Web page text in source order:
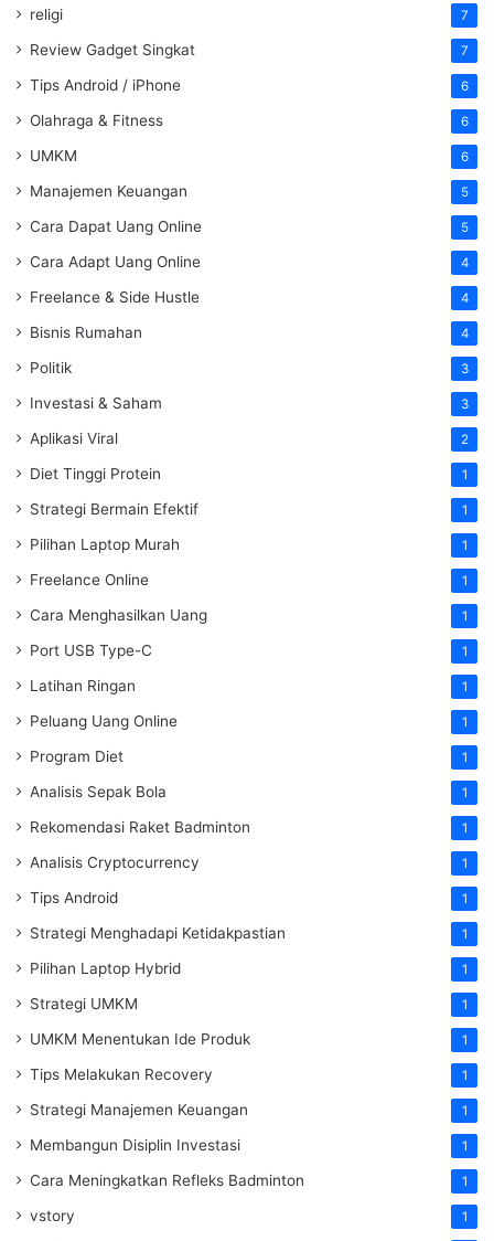
religi 7
Review Gadget Singkat 7
Tips Android / iPhone 6
Olahraga & Fitness 6
UMKM 6
Manajemen Keuangan 5
Cara Dapat Uang Online 5
Cara Adapt Uang Online 4
Freelance & Side Hustle 4
Bisnis Rumahan 4
Politik 3
Investasi & Saham 3
Aplikasi Viral 2
Diet Tinggi Protein 1
Strategi Bermain Efektif 1
Pilihan Laptop Murah 1
Freelance Online 1
Cara Menghasilkan Uang 1
Port USB Type-C 1
Latihan Ringan 1
Peluang Uang Online 1
Program Diet 1
Analisis Sepak Bola 1
Rekomendasi Raket Badminton 1
Analisis Cryptocurrency 1
Tips Android 1
Strategi Menghadapi Ketidakpastian 1
Pilihan Laptop Hybrid 1
Strategi UMKM 1
UMKM Menentukan Ide Produk 1
Tips Melakukan Recovery 1
Strategi Manajemen Keuangan 1
Membangun Disiplin Investasi 1
Cara Meningkatkan Refleks Badminton 1
vstory 1